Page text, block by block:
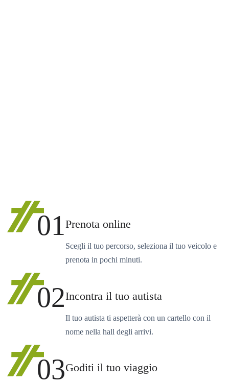
01Prenota online
Scegli il tuo percorso, seleziona il tuo veicolo e
prenota in pochi minuti.
02Incontra il tuo autista
Il tuo autista ti aspetterà con un cartello con il
nome nella hall degli arrivi.
03Goditi il tuo viaggio